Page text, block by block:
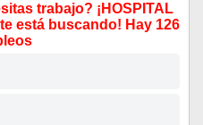
trabajo? ¡HOSPITAL
está buscando! Hay 126